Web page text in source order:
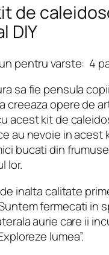
de
DIY
pentru varste: 4
sa fie pensula
creeaza opere de
acest kit de
au nevoie in acest
bucati din
lor.
inalta calitate
fermecati in
aurie care ii
lumea”.